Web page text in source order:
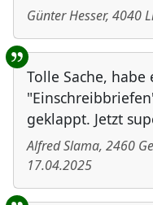
Günter Hesser, 4040
Tolle Sache,
geklappt. Jetzt
Alfred Slama, 2460
17.04.2025